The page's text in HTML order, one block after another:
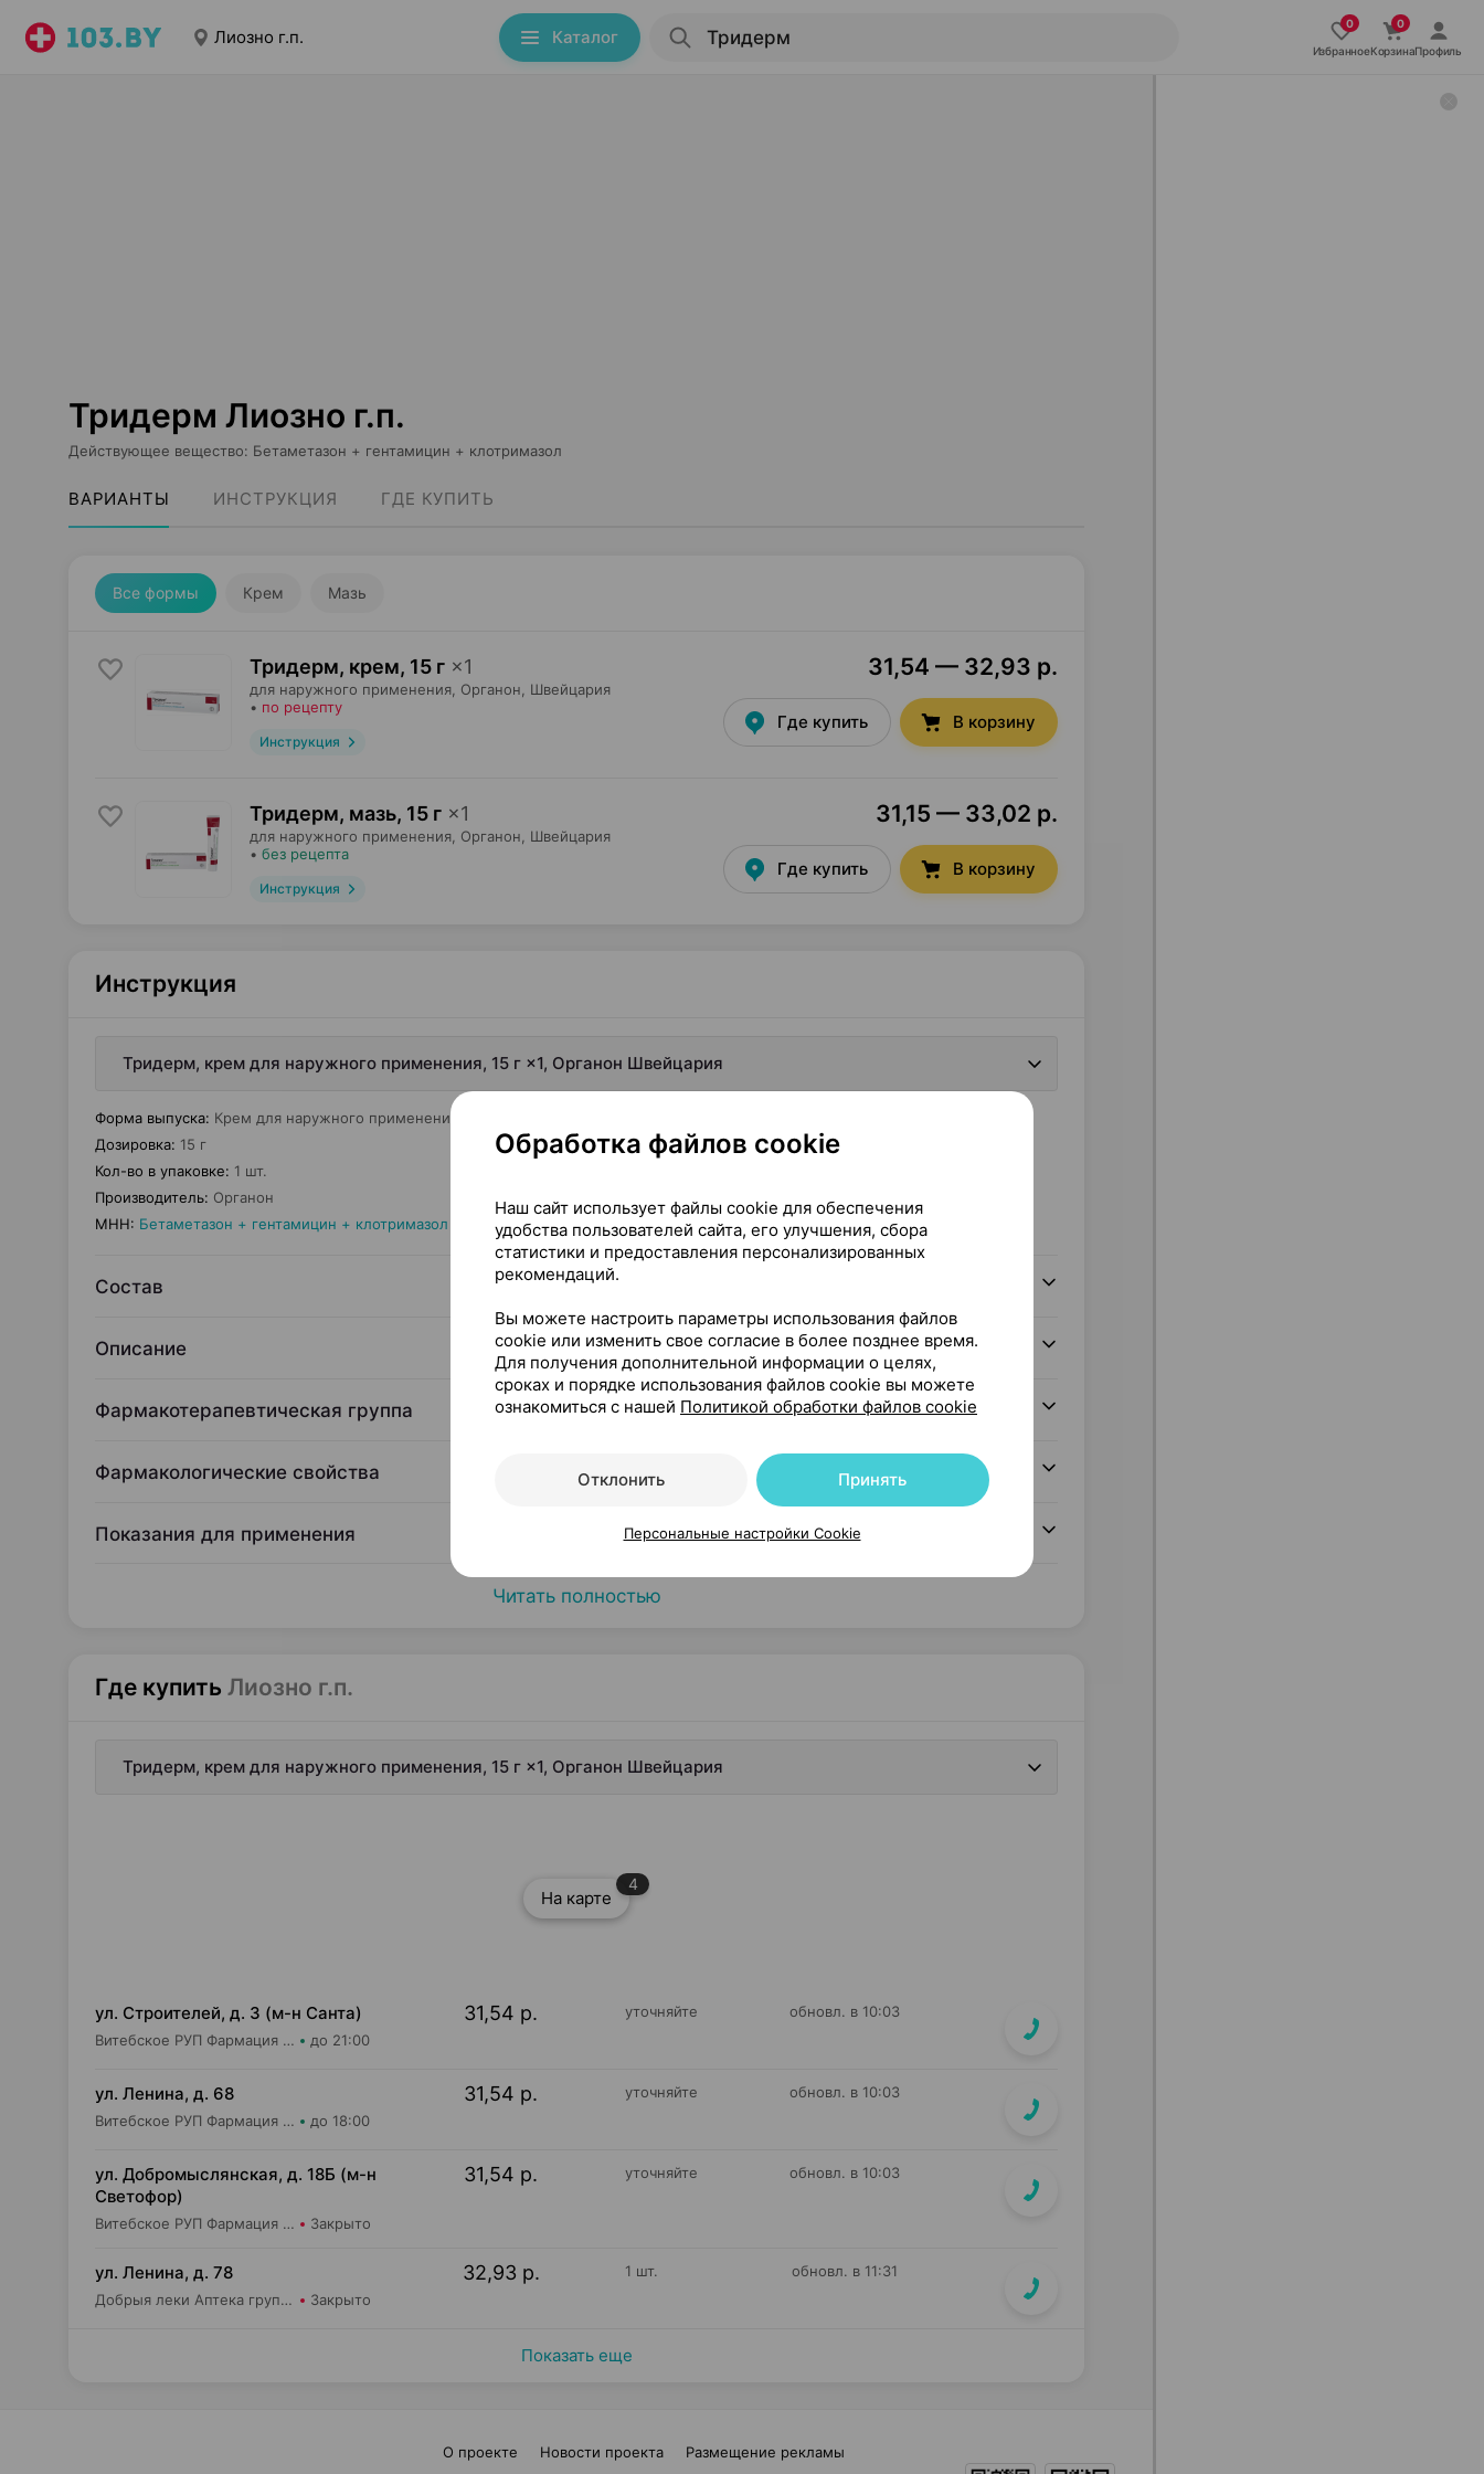
Лиозно г.п. Каталог
ИзбранноеКорзинаПрофиль
Тридерм Лиозно г.п.
Действующее вещество: Бетаметазон + гентамицин + клотримазол
ВАРИАНТЫ ИНСТРУКЦИЯ ГДЕ КУПИТЬ
Все формы Крем Мазь
Тридерм, крем, 15 г ×1
для наружного применения, Органон , Швейцария
• по рецепту
Инструкция
31,54 — 32,93 р.
Где купить В корзину
Тридерм, мазь, 15 г ×1
для наружного применения, Органон , Швейцария
• без рецепта
Инструкция
31,15 — 33,02 р.
Где купить В корзину
Инструкция
Тридерм, крем для наружного применения, 15 г ×1, Органон Швейцария
Форма выпуска: Крем для наружного применения
Дозировка: 15 г
Кол-во в упаковке: 1 шт.
Производитель: Органон
МНН: Бетаметазон + гентамицин + клотримазол
Состав
Описание
Фармакотерапевтическая группа
Фармакологические свойства
Показания для применения
Читать полностью
Где купить Лиозно г.п.
Тридерм, крем для наружного применения, 15 г ×1, Органон Швейцария
На карте
4
ул. Строителей, д. 3 (м-н Санта)
Витебское РУП Фармация Аптека №405 до 21:00
31,54 р. уточняйте обновл. в 10:03
ул. Ленина, д. 68
Витебское РУП Фармация Центральная районная аптека №16 до 18:00
31,54 р. уточняйте обновл. в 10:03
ул. Добромыслянская, д. 18Б (м-н
Светофор)
Витебское РУП Фармация Аптека №403 Закрыто
31,54 р. уточняйте обновл. в 10:03
ул. Ленина, д. 78
Добрыя леки Аптека групп Север ЗАО Аптека №31 Закрыто
32,93 р. 1 шт. обновл. в 11:31
Показать еще
О проекте Новости проекта Размещение рекламы
Обработка файлов cookie
Наш сайт использует файлы cookie для обеспечения
удобства пользователей сайта, его улучшения, сбора
статистики и предоставления персонализированных
рекомендаций.
Вы можете настроить параметры использования файлов
cookie или изменить свое согласие в более позднее время.
Для получения дополнительной информации о целях,
сроках и порядке использования файлов cookie вы можете
ознакомиться с нашей Политикой обработки файлов cookie
Отклонить Принять
Персональные настройки Cookie